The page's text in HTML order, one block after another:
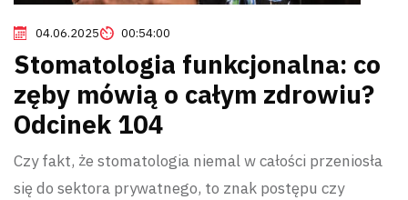
04.06.2025 00:54:00
Stomatologia funkcjonalna: co
zęby mówią o całym zdrowiu?
Odcinek 104
Czy fakt, że stomatologia niemal w całości przeniosła
się do sektora prywatnego, to znak postępu czy